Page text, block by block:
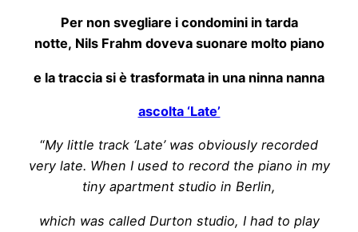
Per non svegliare i condomini in tarda
notte, Nils Frahm doveva suonare molto piano
e la traccia si è trasformata in una ninna nanna
ascolta ‘Late’
“My little track ‘Late’ was obviously recorded
very late. When I used to record the piano in my
tiny apartment studio in Berlin,
which was called Durton studio, I had to play